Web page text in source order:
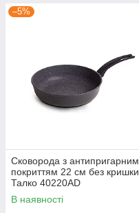
–5%
Сковорода з антипригарним
покриттям 22 см без кришки
Талко 40220АD
В наявності